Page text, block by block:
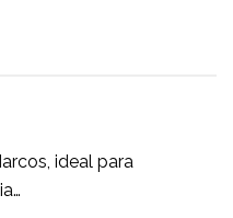
ideal para